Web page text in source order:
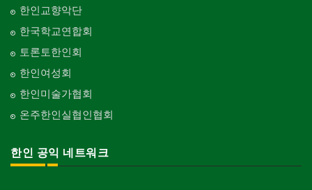
한인교향악단
한국학교연합회
토론토한인회
한인여성회
한인미술가협회
온주한인실협인협회
한인 공익 네트워크